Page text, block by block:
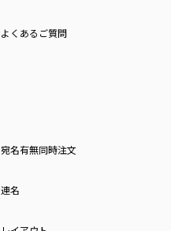
よくあるご質問
宛名有無同時注文
連名